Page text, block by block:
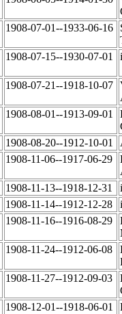
1908-07-01--1933-06-16
1908-07-15--1930-07-01
1908-07-21--1918-10-07
1908-08-01--1913-09-01
1908-08-20--1912-10-01
1908-11-06--1917-06-29
1908-11-13--1918-12-31
1908-11-14--1912-12-28
1908-11-16--1916-08-29
1908-11-24--1912-06-08
1908-11-27--1912-09-03
1908-12-01--1918-06-01